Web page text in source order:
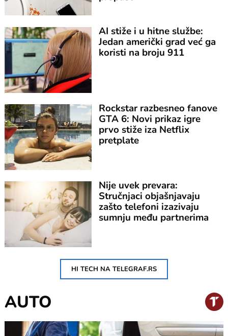
AI stiže i u hitne službe:
Jedan američki grad već ga
koristi na broju 911
Rockstar razbesneo fanove
GTA 6: Novi prikaz igre
prvo stiže iza Netflix
pretplate
Nije uvek prevara:
Stručnjaci objašnjavaju
zašto telefoni izazivaju
sumnju među partnerima
HI TECH NA TELEGRAF.RS
AUTO